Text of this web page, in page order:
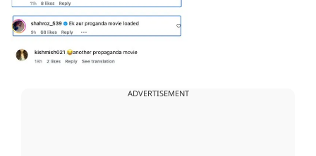
ADVERTISEMENT